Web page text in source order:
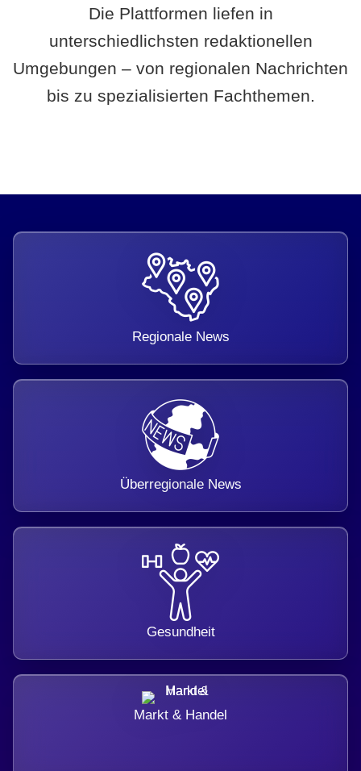
Die Plattformen liefen in
unterschiedlichsten redaktionellen
Umgebungen – von regionalen Nachrichten
bis zu spezialisierten Fachthemen.
Regionale News
Überregionale News
Gesundheit
Markt & Handel